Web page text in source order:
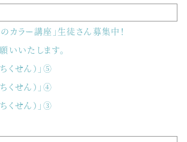
カラー講座」生徒さん募集中！
いいたします。
くせん）」⑤
くせん）」④
くせん）」③